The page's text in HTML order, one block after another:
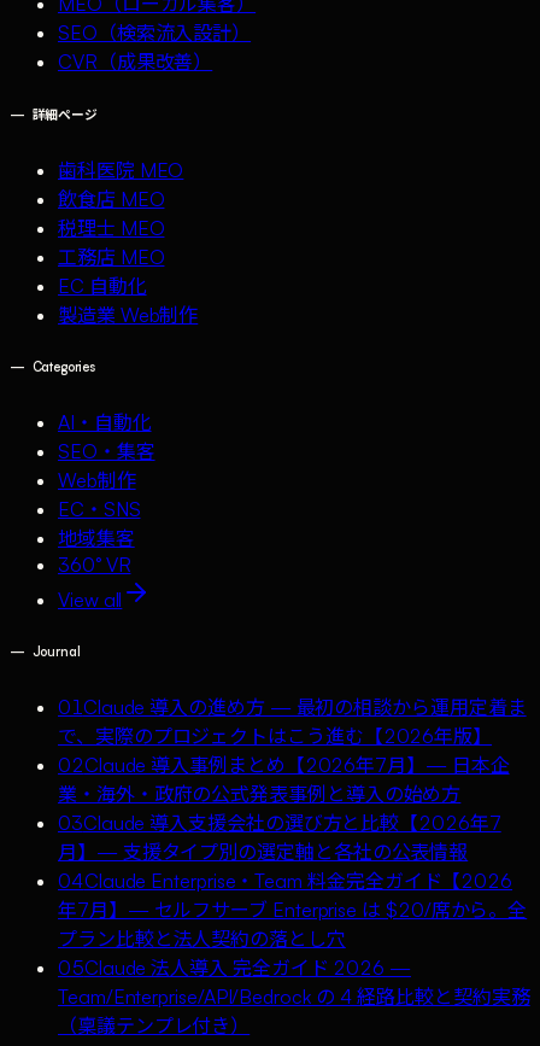
SEO（検索流入設計）
CVR（成果改善）
— 詳細ページ
歯科医院 MEO
飲食店 MEO
税理士 MEO
工務店 MEO
EC 自動化
製造業 Web制作
— Categories
AI・自動化
SEO・集客
Web制作
EC・SNS
地域集客
360° VR
View all
— Journal
01 Claude 導入の進め方 — 最初の相談から運用定着ま
で、実際のプロジェクトはこう進む【2026年版】
02Claude 導入事例まとめ【2026年7月】— 日本企
業・海外・政府の公式発表事例と導入の始め方
03Claude 導入支援会社の選び方と比較【2026年7
月】— 支援タイプ別の選定軸と各社の公表情報
04Claude Enterprise・Team 料金完全ガイド【2026
年7月】— セルフサーブ Enterprise は $20/席から。全
プラン比較と法人契約の落とし穴
05Claude 法人導入 完全ガイド 2026 —
Team/Enterprise/API/Bedrock の 4 経路比較と契約実務
（稟議テンプレ付き）